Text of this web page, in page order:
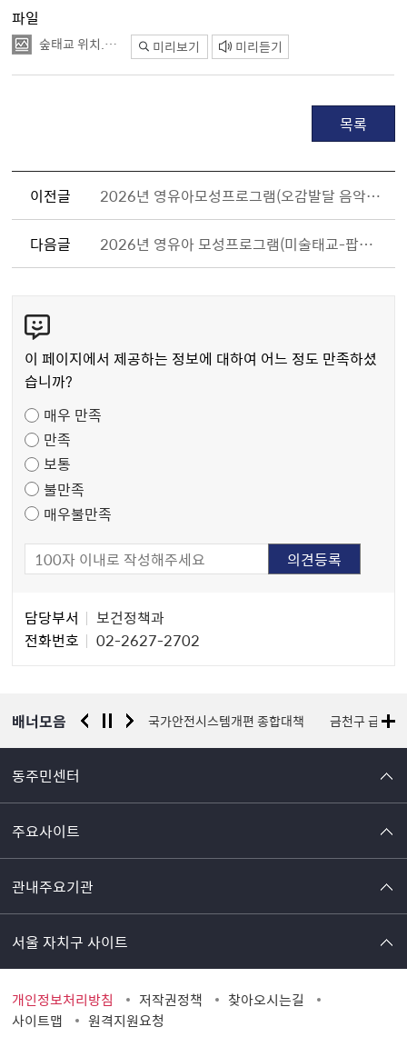
파일
숲태교 위치.jpg 미리보기 미리듣기
목록
이전글 2026년 영유아모성프로그램(오감발달 음악놀이 1기) 참여자 모집
다음글 2026년 영유아 모성프로그램(미술태교-팝아트 자화상 그리기)
텐
츠
만
도
조
사
이 페이지에서 제공하는 정보에 대하여 어느 정도 만족하셨
습니까?
매우 만족
만족
보통
불만족
매우불만족
자
담당부서
보건정책과
전화번호
02-2627-2702
배너모음
금천구 자원봉사센터 국가안전시스템개편 종합대책 금천구 급식
동주민센터
주요사이트
관내주요기관
서울 자치구 사이트
개인정보처리방침 저작권정책
찾아오시는길
사이트맵
원격지원요청